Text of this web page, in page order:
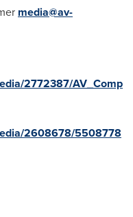
media@av-
2772387/AV_Comp
2608678/5508778